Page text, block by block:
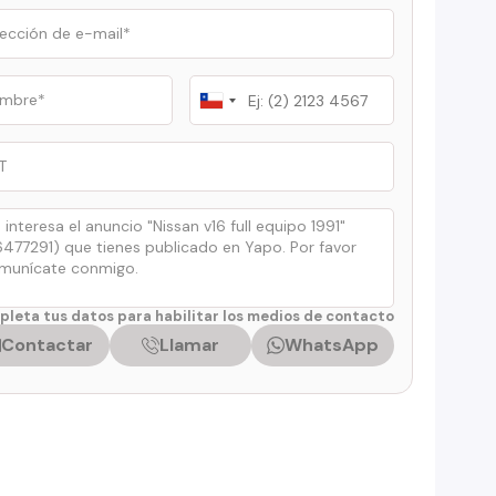
Chile
+56
tus datos para habilitar los medios de contacto
Contactar Llamar WhatsApp